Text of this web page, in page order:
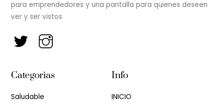
para emprendedores y una pantalla para quienes deseen
ver y ser vistos
Categorias
Saludable
Info
INICIO